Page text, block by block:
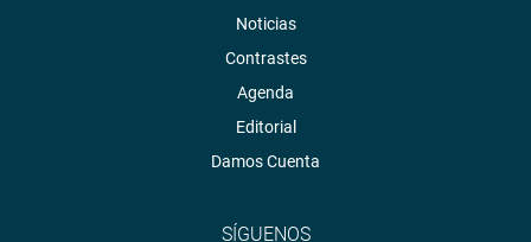
Noticias
Contrastes
Agenda
Editorial
Damos Cuenta
SÍGUENOS